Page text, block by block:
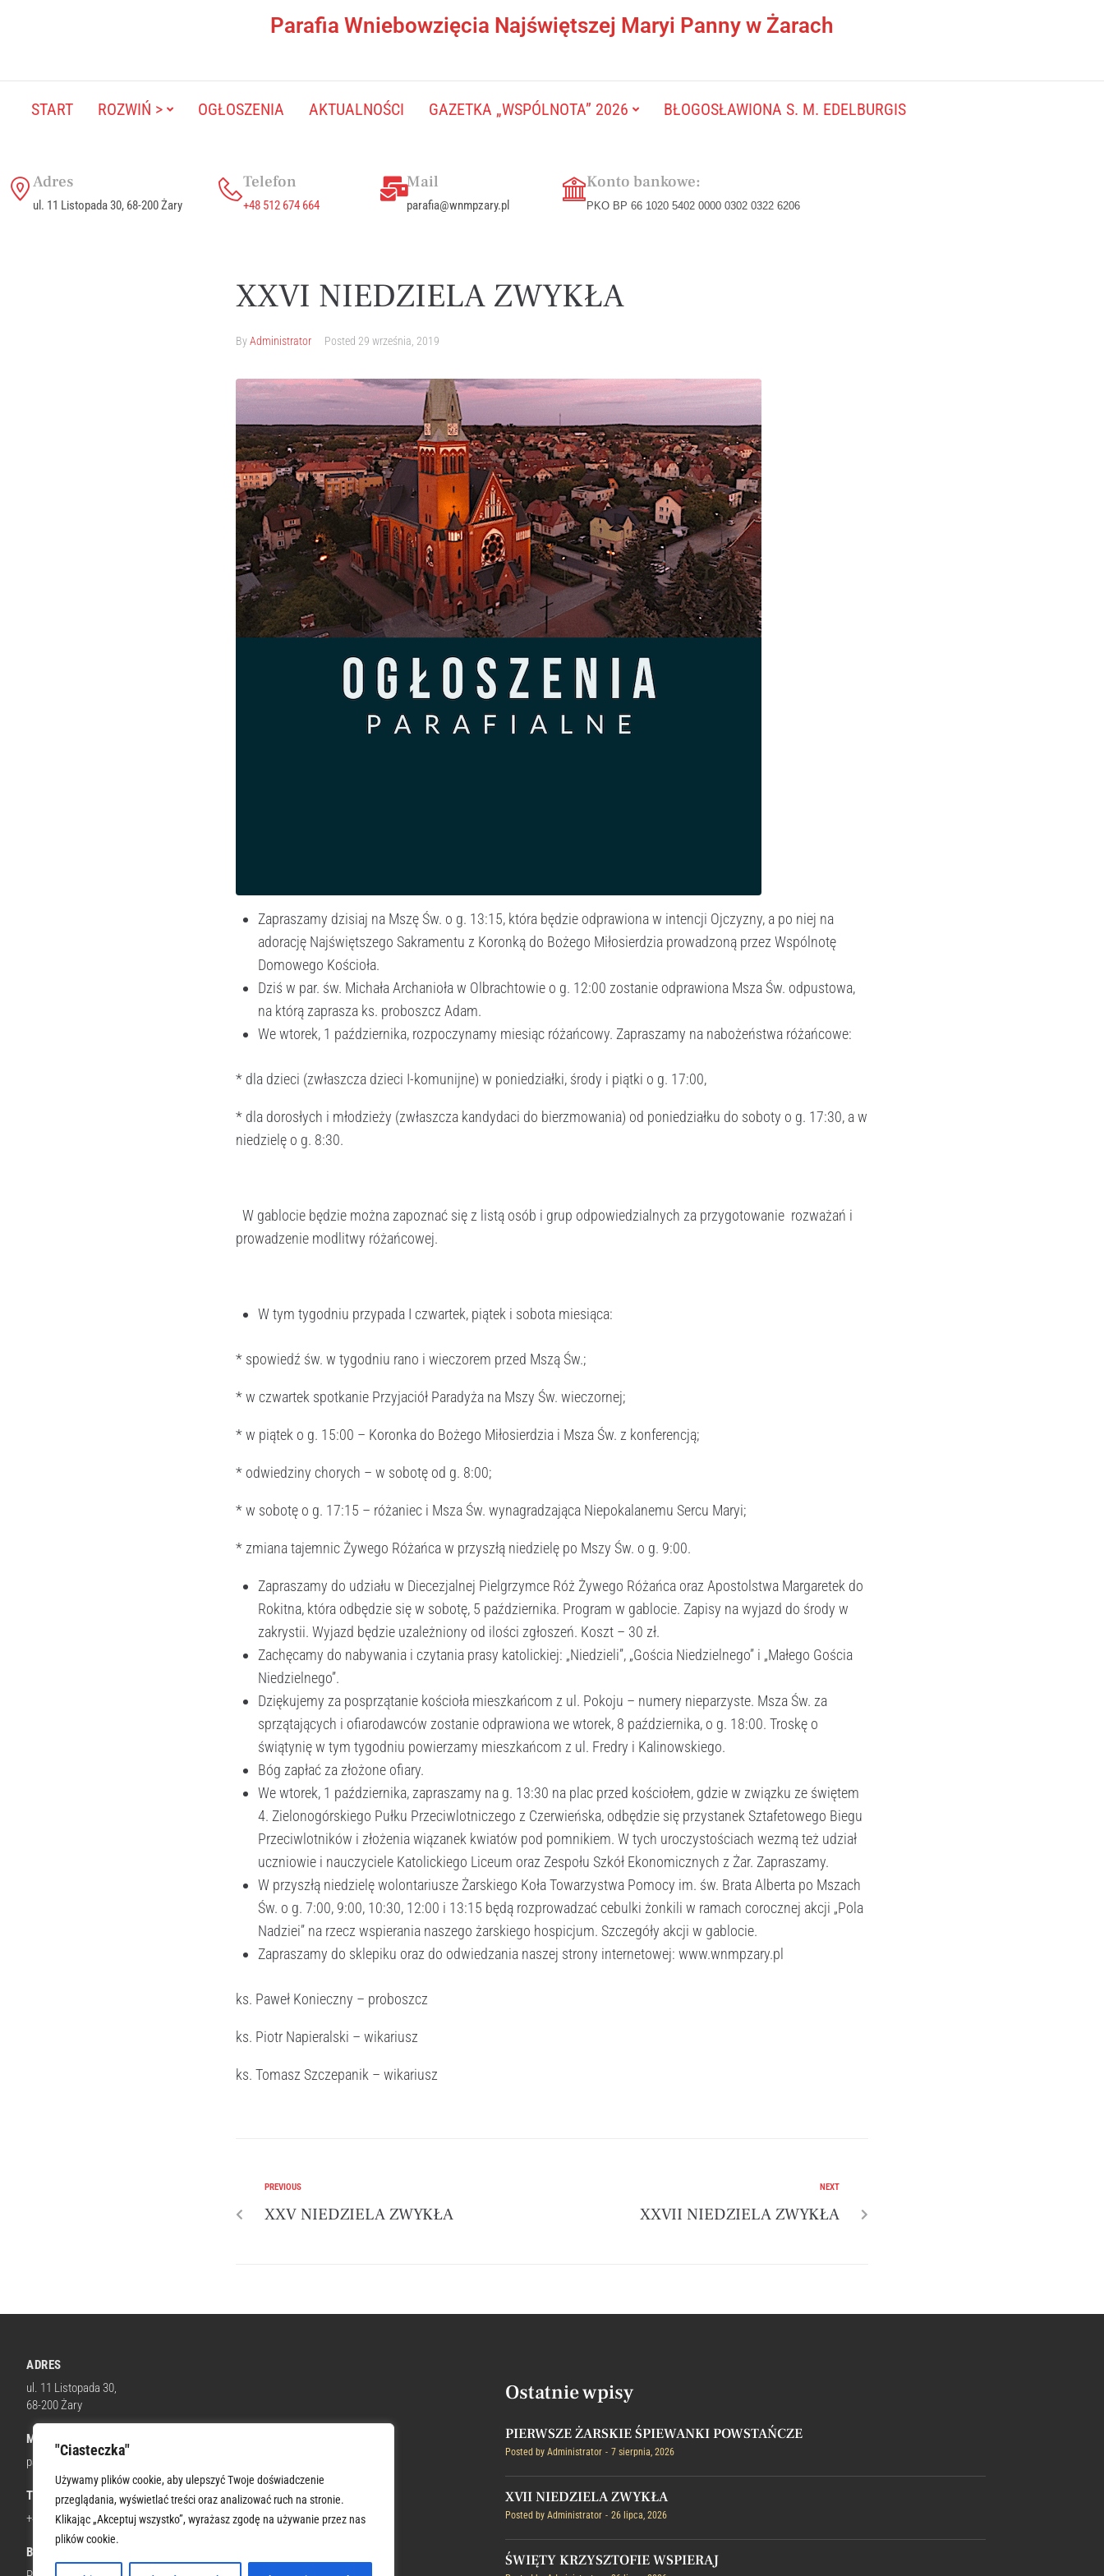
"Ciasteczka"
Używamy plików cookie, aby ulepszyć Twoje doświadczenie
przeglądania, wyświetlać treści oraz analizować ruch na stronie.
Klikając „Akceptuj wszystko”, wyrażasz zgodę na używanie przez nas
plików cookie.
Parafia Wniebowzięcia Najświętszej Maryi Panny w Żarach
START ROZWIŃ > OGŁOSZENIA AKTUALNOŚCI GAZETKA „WSPÓLNOTA” 2026 BŁOGOSŁAWIONA S. M. EDELBURGIS
Adres
ul. 11 Listopada 30, 68-200 Żary
Telefon
+48 512 674 664
Mail
parafia@wnmpzary.pl
Konto bankowe:
PKO BP 66 1020 5402 0000 0302 0322 6206
XXVI NIEDZIELA ZWYKŁA
ByAdministrator Posted 29 września, 2019
Zapraszamy dzisiaj na Mszę Św. o g. 13:15, która będzie odprawiona w intencji Ojczyzny, a po niej na
adorację Najświętszego Sakramentu z Koronką do Bożego Miłosierdzia prowadzoną przez Wspólnotę
Domowego Kościoła.
Dziś w par. św. Michała Archanioła w Olbrachtowie o g. 12:00 zostanie odprawiona Msza Św. odpustowa,
na którą zaprasza ks. proboszcz Adam.
We wtorek, 1 października, rozpoczynamy miesiąc różańcowy. Zapraszamy na nabożeństwa różańcowe:
* dla dzieci (zwłaszcza dzieci I-komunijne) w poniedziałki, środy i piątki o g. 17:00,
* dla dorosłych i młodzieży (zwłaszcza kandydaci do bierzmowania) od poniedziałku do soboty o g. 17:30, a w
niedzielę o g. 8:30.
W gablocie będzie można zapoznać się z listą osób i grup odpowiedzialnych za przygotowanie rozważań i
prowadzenie modlitwy różańcowej.
W tym tygodniu przypada I czwartek, piątek i sobota miesiąca:
* spowiedź św. w tygodniu rano i wieczorem przed Mszą Św.;
* w czwartek spotkanie Przyjaciół Paradyża na Mszy Św. wieczornej;
* w piątek o g. 15:00 – Koronka do Bożego Miłosierdzia i Msza Św. z konferencją;
* odwiedziny chorych – w sobotę od g. 8:00;
* w sobotę o g. 17:15 – różaniec i Msza Św. wynagradzająca Niepokalanemu Sercu Maryi;
* zmiana tajemnic Żywego Różańca w przyszłą niedzielę po Mszy Św. o g. 9:00.
Zapraszamy do udziału w Diecezjalnej Pielgrzymce Róż Żywego Różańca oraz Apostolstwa Margaretek do
Rokitna, która odbędzie się w sobotę, 5 października. Program w gablocie. Zapisy na wyjazd do środy w
zakrystii. Wyjazd będzie uzależniony od ilości zgłoszeń. Koszt – 30 zł.
Zachęcamy do nabywania i czytania prasy katolickiej: „Niedzieli”, „Gościa Niedzielnego” i „Małego Gościa
Niedzielnego”.
Dziękujemy za posprzątanie kościoła mieszkańcom z ul. Pokoju – numery nieparzyste. Msza Św. za
sprzątających i ofiarodawców zostanie odprawiona we wtorek, 8 października, o g. 18:00. Troskę o
świątynię w tym tygodniu powierzamy mieszkańcom z ul. Fredry i Kalinowskiego.
Bóg zapłać za złożone ofiary.
We wtorek, 1 października, zapraszamy na g. 13:30 na plac przed kościołem, gdzie w związku ze świętem
4. Zielonogórskiego Pułku Przeciwlotniczego z Czerwieńska, odbędzie się przystanek Sztafetowego Biegu
Przeciwlotników i złożenia wiązanek kwiatów pod pomnikiem. W tych uroczystościach wezmą też udział
uczniowie i nauczyciele Katolickiego Liceum oraz Zespołu Szkół Ekonomicznych z Żar. Zapraszamy.
W przyszłą niedzielę wolontariusze Żarskiego Koła Towarzystwa Pomocy im. św. Brata Alberta po Mszach
Św. o g. 7:00, 9:00, 10:30, 12:00 i 13:15 będą rozprowadzać cebulki żonkili w ramach corocznej akcji „Pola
Nadziei” na rzecz wspierania naszego żarskiego hospicjum. Szczegóły akcji w gablocie.
Zapraszamy do sklepiku oraz do odwiedzania naszej strony internetowej: www.wnmpzary.pl
ks. Paweł Konieczny – proboszcz
ks. Piotr Napieralski – wikariusz
ks. Tomasz Szczepanik – wikariusz
PREVIOUS
XXV NIEDZIELA ZWYKŁA
NEXT
XXVII NIEDZIELA ZWYKŁA
ADRES
ul. 11 Listopada 30,
68-200 Żary
MAIL
parafia@wnmpzary.pl
TELEFON KOM.
+48 512 674 664
BANK
Ostatnie wpisy
PIERWSZE ŻARSKIE ŚPIEWANKI POWSTAŃCZE
Posted by Administrator 7 sierpnia, 2026
XVII NIEDZIELA ZWYKŁA
Posted by Administrator 26 lipca, 2026
ŚWIĘTY KRZYSZTOFIE WSPIERAJ